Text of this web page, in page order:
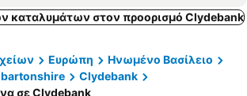
pools
Bridge of Allan, hotels with pools
pools
Eaglesham, hotels with pools
pools
Kilmarnock, hotels with pools
καταλυμάτων στον προορισμό Clydebank
Ευρώπη
Ηνωμένο Βασίλειο
Clydebank
σε Clydebank